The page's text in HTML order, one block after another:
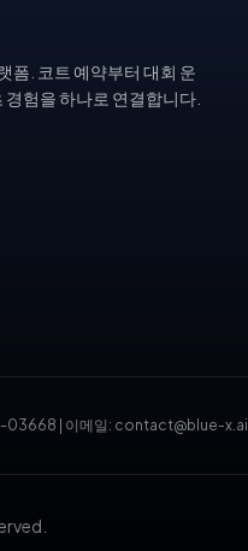
폼. 코트 예약부터 대회 운
험을 하나로 연결합니다.
03668 이메일: contact@blue-x.ai